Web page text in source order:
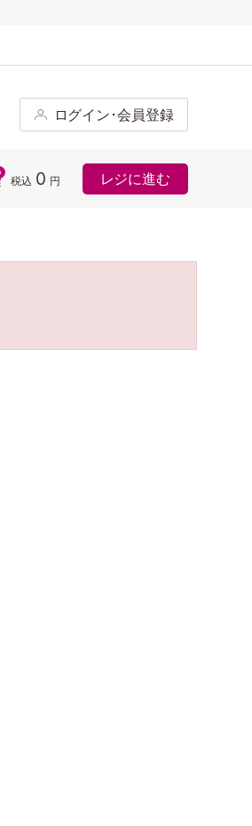
ログイン･会員登録
税込 0 円 レジに進む